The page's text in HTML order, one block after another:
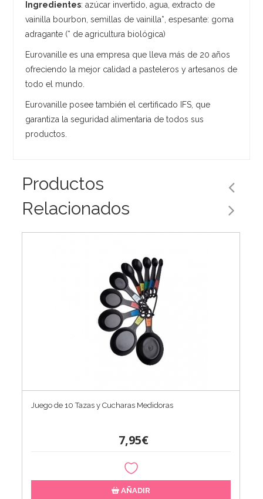
Ingredientes: azúcar invertido, agua, extracto de
vainilla bourbon, semillas de vainilla*, espesante: goma
adragante (* de agricultura biológica)
Eurovanille es una empresa que lleva más de 20 años
ofreciendo la mejor calidad a pasteleros y artesanos de
todo el mundo.
Eurovanille posee también el certificado IFS, que
garantiza la seguridad alimentaria de todos sus
productos.
Productos
Relacionados
Juego de 10 Tazas y Cucharas Medidoras
7,95€
AÑADIR